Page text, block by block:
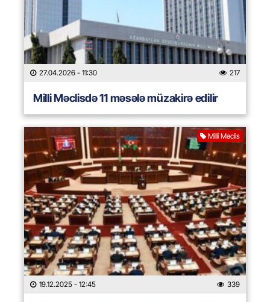
27.04.2026 - 11:30 217
Milli Məclisdə 11 məsələ müzakirə edilir
Milli Məclis
19.12.2025 - 12:45 339